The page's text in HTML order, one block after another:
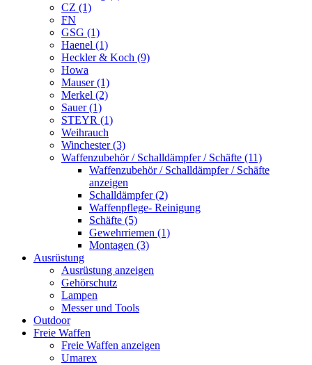
CZ (1)
FN
GSG (1)
Haenel (1)
Heckler & Koch (9)
Howa
Mauser (1)
Merkel (2)
Sauer (1)
STEYR (1)
Weihrauch
Winchester (3)
Waffenzubehör / Schalldämpfer / Schäfte (11)
Waffenzubehör / Schalldämpfer / Schäfte
anzeigen
Schalldämpfer (2)
Waffenpflege- Reinigung
Schäfte (5)
Gewehrriemen (1)
Montagen (3)
Ausrüstung
Ausrüstung anzeigen
Gehörschutz
Lampen
Messer und Tools
Outdoor
Freie Waffen
Freie Waffen anzeigen
Umarex